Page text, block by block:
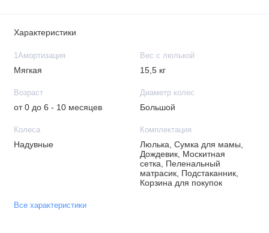
Характеристики
1Амортизация
Мягкая
Вес с люлькой
15,5 кг
Возраст
от 0 до 6 - 10 месяцев
Диаметр колес
Большой
Колеса
Надувные
Комплектация
Люлька, Сумка для мамы,
Дождевик, Москитная
сетка, Пеленальный
матрасик, Подстаканник,
Корзина для покупок
Все характеристики